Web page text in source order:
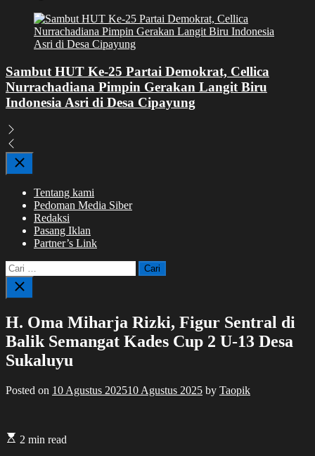
Sambut HUT Ke-25 Partai Demokrat, Cellica
Nurrachadiana Pimpin Gerakan Langit Biru
Indonesia Asri di Desa Cipayung
Close
Tentang kami
Pedoman Media Siber
Redaksi
Pasang Iklan
Partner’s Link
Cari
untuk:
Close
search
H. Oma Miharja Rizki, Figur Sentral di
Balik Semangat Kades Cup 2 U-13 Desa
Sukaluyu
Posted on 10 Agustus 202510 Agustus 2025 by Taopik
2 min read